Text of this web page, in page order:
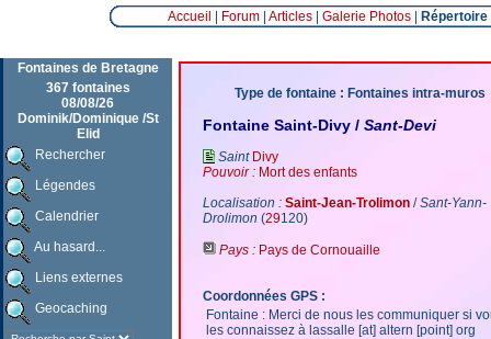
Accueil Forum| Articles| Galerie Photos|
Fontaines de Bretagne
367 fontaines
08/08/26
Dominik/Dominique /St
Elid
Rechercher
Légendes
Calendrier
Au hasard...
Liens externes
Geocaching
Type de fontaine : Fontaines intra-muros
Fontaine Saint-Divy / Sant-Devi
Saint Divy
Pouvoir : Mort des enfants
Localisation : Saint-Jean-Trolimon /Sant-Yann-
Drolimon (29120)
Pays : Pays de Cornouaille
Coordonnées GPS :
Fontaine : Merci de nous les communiquer si
les connaissez à lassalle [at] altern [point] org